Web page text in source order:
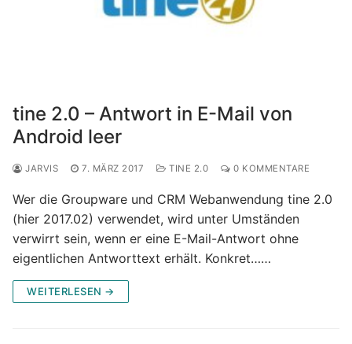
tine 2.0 – Antwort in E-Mail von
Android leer
JARVIS 7. MÄRZ 2017 TINE 2.0 0 KOMMENTARE
Wer die Groupware und CRM Webanwendung tine 2.0
(hier 2017.02) verwendet, wird unter Umständen
verwirrt sein, wenn er eine E-Mail-Antwort ohne
eigentlichen Antworttext erhält. Konkret……
WEITERLESEN →